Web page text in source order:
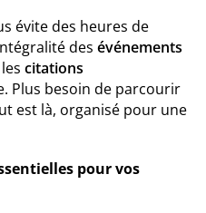
évite des heures de
des événements
citations
Plus besoin de parcourir
est là, organisé pour une
pour vos